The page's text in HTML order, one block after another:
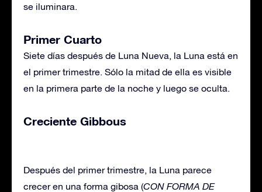
se iluminara.
Primer Cuarto
Siete días después de Luna Nueva, la Luna está en
el primer trimestre. Sólo la mitad de ella es visible
en la primera parte de la noche y luego se oculta.
Creciente Gibbous
Después del primer trimestre, la Luna parece
crecer en una forma gibosa (CON FORMA DE